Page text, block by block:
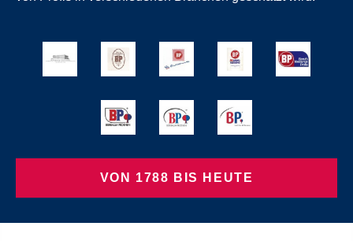
VON 1788 BIS HEUTE